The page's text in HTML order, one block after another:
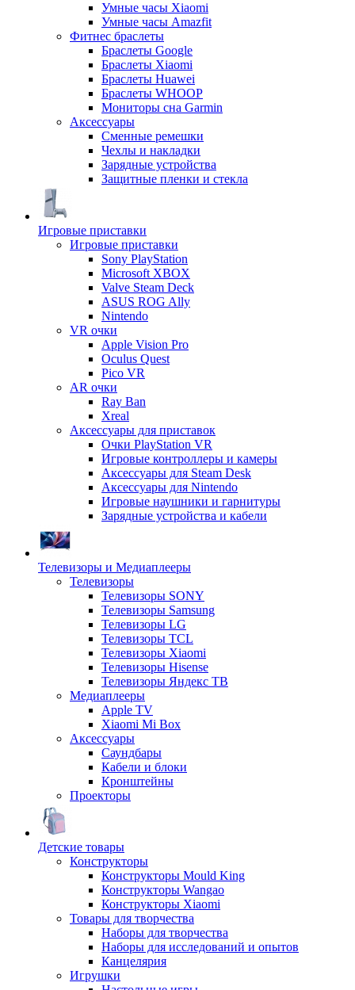
Умные часы Xiaomi
Умные часы Amazfit
Фитнес браслеты
Браслеты Google
Браслеты Xiaomi
Браслеты Huawei
Браслеты WHOOP
Мониторы сна Garmin
Аксессуары
Сменные ремешки
Чехлы и накладки
Зарядные устройства
Защитные пленки и стекла
Игровые приставки
Игровые приставки
Sony PlayStation
Microsoft XBOX
Valve Steam Deck
ASUS ROG Ally
Nintendo
VR очки
Apple Vision Pro
Oculus Quest
Pico VR
AR очки
Ray Ban
Xreal
Аксессуары для приставок
Очки PlayStation VR
Игровые контроллеры и камеры
Аксессуары для Steam Desk
Аксессуары для Nintendo
Игровые наушники и гарнитуры
Зарядные устройства и кабели
Телевизоры и Медиаплееры
Телевизоры
Телевизоры SONY
Телевизоры Samsung
Телевизоры LG
Телевизоры TCL
Телевизоры Xiaomi
Телевизоры Hisense
Телевизоры Яндекс ТВ
Медиаплееры
Apple TV
Xiaomi Mi Box
Аксессуары
Саундбары
Кабели и блоки
Кронштейны
Проекторы
Детские товары
Конструкторы
Конструкторы Mould King
Конструкторы Wangao
Конструкторы Xiaomi
Товары для творчества
Наборы для творчества
Наборы для исследований и опытов
Канцелярия
Игрушки